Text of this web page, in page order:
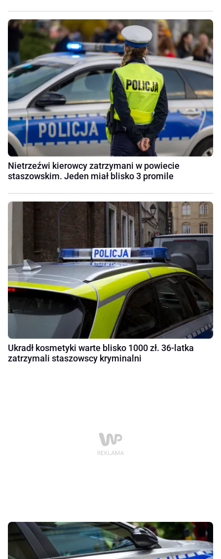
Nietrzeźwi kierowcy zatrzymani w powiecie
staszowskim. Jeden miał blisko 3 promile
Ukradł kosmetyki warte blisko 1000 zł. 36-latka
zatrzymali staszowscy kryminalni